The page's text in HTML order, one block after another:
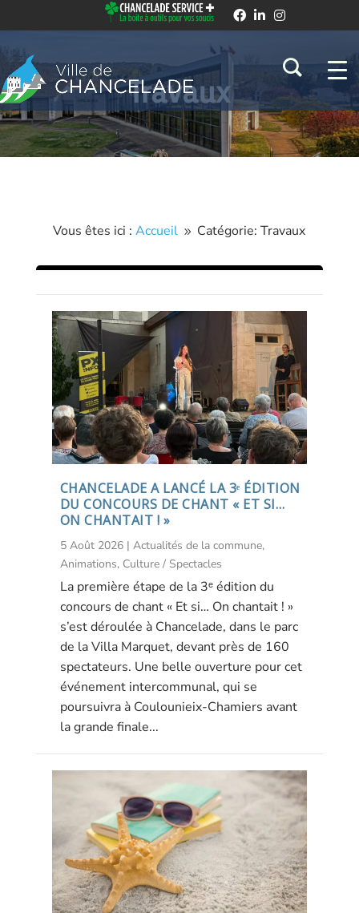
Travaux
Vous êtes ici :Accueil 9 Catégorie: Travaux
CHANCELADE A LANCÉ LA 3ᵉ ÉDITION
DU CONCOURS DE CHANT « ET SI…
ON CHANTAIT ! »
5 Août 2026| Actualités de la commune,
Animations, Culture / Spectacles
La première étape de la 3ᵉ édition du
concours de chant « Et si… On chantait ! »
s’est déroulée à Chancelade, dans le parc
de la Villa Marquet, devant près de 160
spectateurs. Une belle ouverture pour cet
événement intercommunal, qui se
poursuivra à Coulounieix-Chamiers avant
la grande finale...